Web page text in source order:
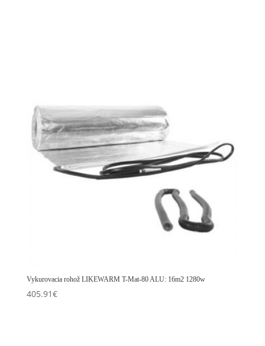
Vykurovacia rohož LIKEWARM T-Mat-80 ALU: 16m2 1280w
405.91€